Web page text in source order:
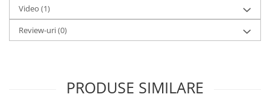
Video (1)
Review-uri(0)
PRODUSE SIMILARE